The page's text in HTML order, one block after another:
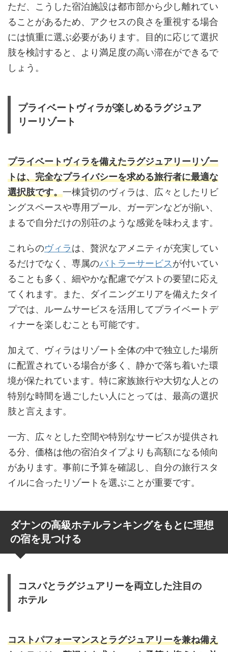
ただ、こうした宿泊施設は都市部から少し離れてい
ることがあるため、アクセスの良さを重視する場合
には慎重に選ぶ必要があります。目的に応じて選択
肢を検討すると、より満足度の高い滞在ができるで
しょう。
プライベートヴィラが楽しめるラグジュア
リーリゾート
プライベートヴィラを備えたラグジュアリーリゾー
トは、完全なプライバシーを求める旅行者に最適な
選択肢です。一棟貸切のヴィラは、広々としたリビ
ングスペースや専用プール、ガーデンなどが揃い、
まるで自分だけの別荘のような感覚を味わえます。
これらのヴィラは、贅沢なアメニティが充実してい
るだけでなく、専属のバトラーサービスが付いてい
ることも多く、細やかな配慮でゲストの要望に応え
てくれます。また、ダイニングエリアを備えたタイ
プでは、ルームサービスを活用してプライベートデ
ィナーを楽しむことも可能です。
加えて、ヴィラはリゾート全体の中で独立した場所
に配置されている場合が多く、静かで落ち着いた環
境が保たれています。特に家族旅行や大切な人との
特別な時間を過ごしたい人にとっては、最高の選択
肢と言えます。
一方、広々とした空間や特別なサービスが提供され
る分、価格は他の宿泊タイプよりも高額になる傾向
があります。事前に予算を確認し、自分の旅行スタ
イルに合ったリゾートを選ぶことが重要です。
ダナンの高級ホテルランキングをもとに理想
の宿を見つける
コスパとラグジュアリーを両立した注目の
ホテル
コストパフォーマンスとラグジュアリーを兼ね備え